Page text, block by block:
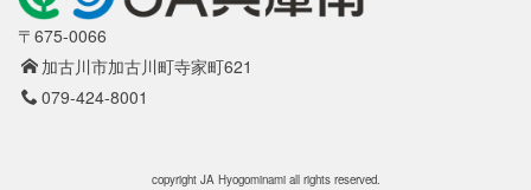
〒675-0066
加古川市加古川町寺家町621
079-424-8001
copyright JA Hyogominami all rights reserved.